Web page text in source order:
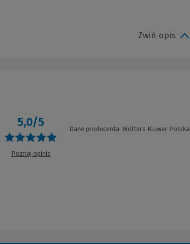
Zwiń opis
5,0/5
Poznaj opinie
Dane producenta: Wolters Kluwer Polska